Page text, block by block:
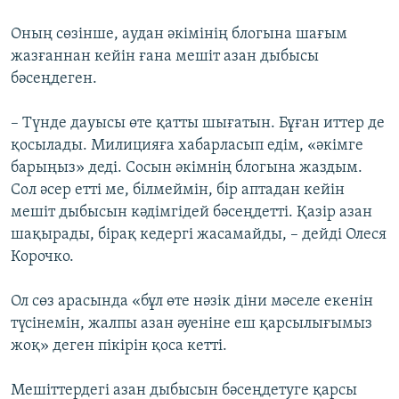
Оның сөзінше, аудан әкімінің блогына шағым
жазғаннан кейін ғана мешіт азан дыбысы
бәсеңдеген.
– Түнде дауысы өте қатты шығатын. Бұған иттер де
қосылады. Милицияға хабарласып едім, «әкімге
барыңыз» деді. Сосын әкімнің блогына жаздым.
Сол әсер етті ме, білмеймін, бір аптадан кейін
мешіт дыбысын кәдімгідей бәсеңдетті. Қазір азан
шақырады, бірақ кедергі жасамайды, – дейді Олеся
Корочко.
​Ол сөз арасында «бұл өте нәзік діни мәселе екенін
түсінемін, жалпы азан әуеніне еш қарсылығымыз
жоқ» деген пікірін қоса кетті.
Мешіттердегі азан дыбысын бәсеңдетуге қарсы